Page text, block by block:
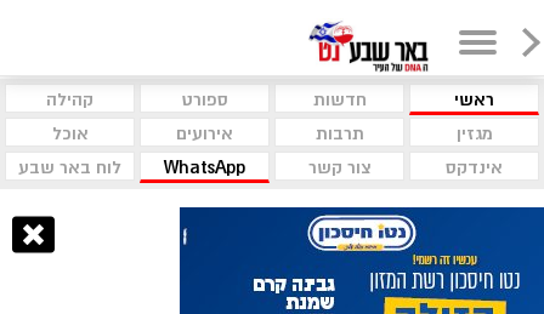
ראשי חדשות ספורט
קהילה
מגזין
תרבות אירועים
אוכל
אינדקס
צור קשר WhatsApp לוח באר שבע